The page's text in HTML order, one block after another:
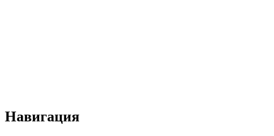
Навигация